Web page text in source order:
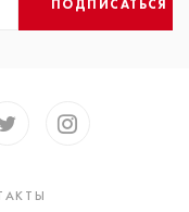
ПОДПИСАТЬСЯ